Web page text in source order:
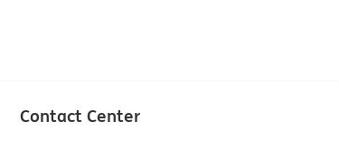
Contact Center